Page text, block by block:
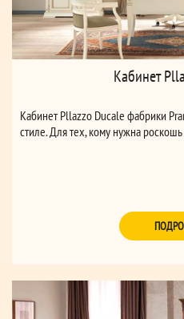
Кабинет
Кабинет Pllazzo Ducale фабрики
стиле. Для тех, кому нужна